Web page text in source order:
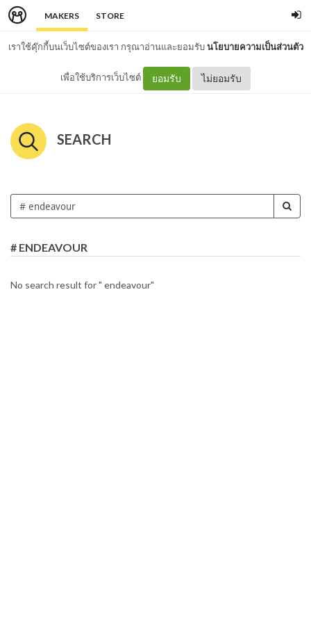
MAKERS STORE
เราใช้คุ๊กกี้บนเว็บไซต์ของเรา กรุณาอ่านและยอมรับนโยบายความเป็นส่วนตัว
เพื่อใช้บริการเว็บไซต์ ยอมรับ ไม่ยอมรับ
SEARCH
# ENDEAVOUR
No search result for " endeavour"